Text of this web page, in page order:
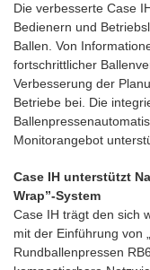
Die verbesserte Case
Bedienern und
Ballen. Von
fortschrittlicher
Verbesserung der
Betriebe bei. Die
Monitorangebot
Case IH unterstützt
Wrap”-System
Case IH trägt den sich
mit der Einführung von
Rundballenpressen